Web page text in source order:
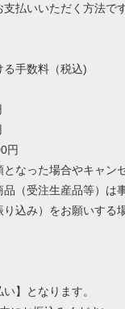
払いいただく方法で
手数料（税込)
円
なった場合やキャン
品（受注生産品等）は
込み）をお願いする
】となります。